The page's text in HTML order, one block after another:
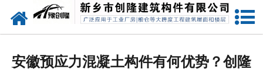
网站首页
安徽预应力混凝土构件有何优势？创隆